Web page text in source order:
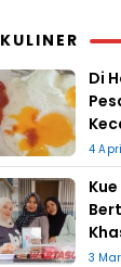
KULINER
Di
4
3